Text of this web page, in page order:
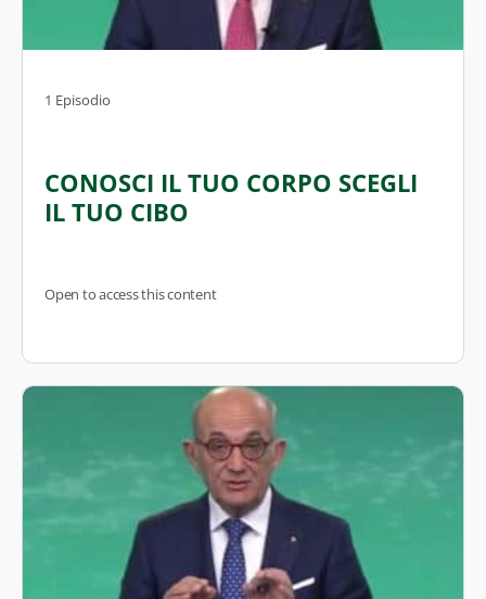
1 Episodio
CONOSCI IL TUO CORPO SCEGLI
IL TUO CIBO
Open to access this content